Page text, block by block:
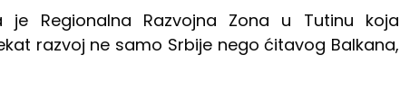
Regionalna Razvojna Zona u Tutinu koja
razvoj ne samo Srbije nego ćitavog Balkana,